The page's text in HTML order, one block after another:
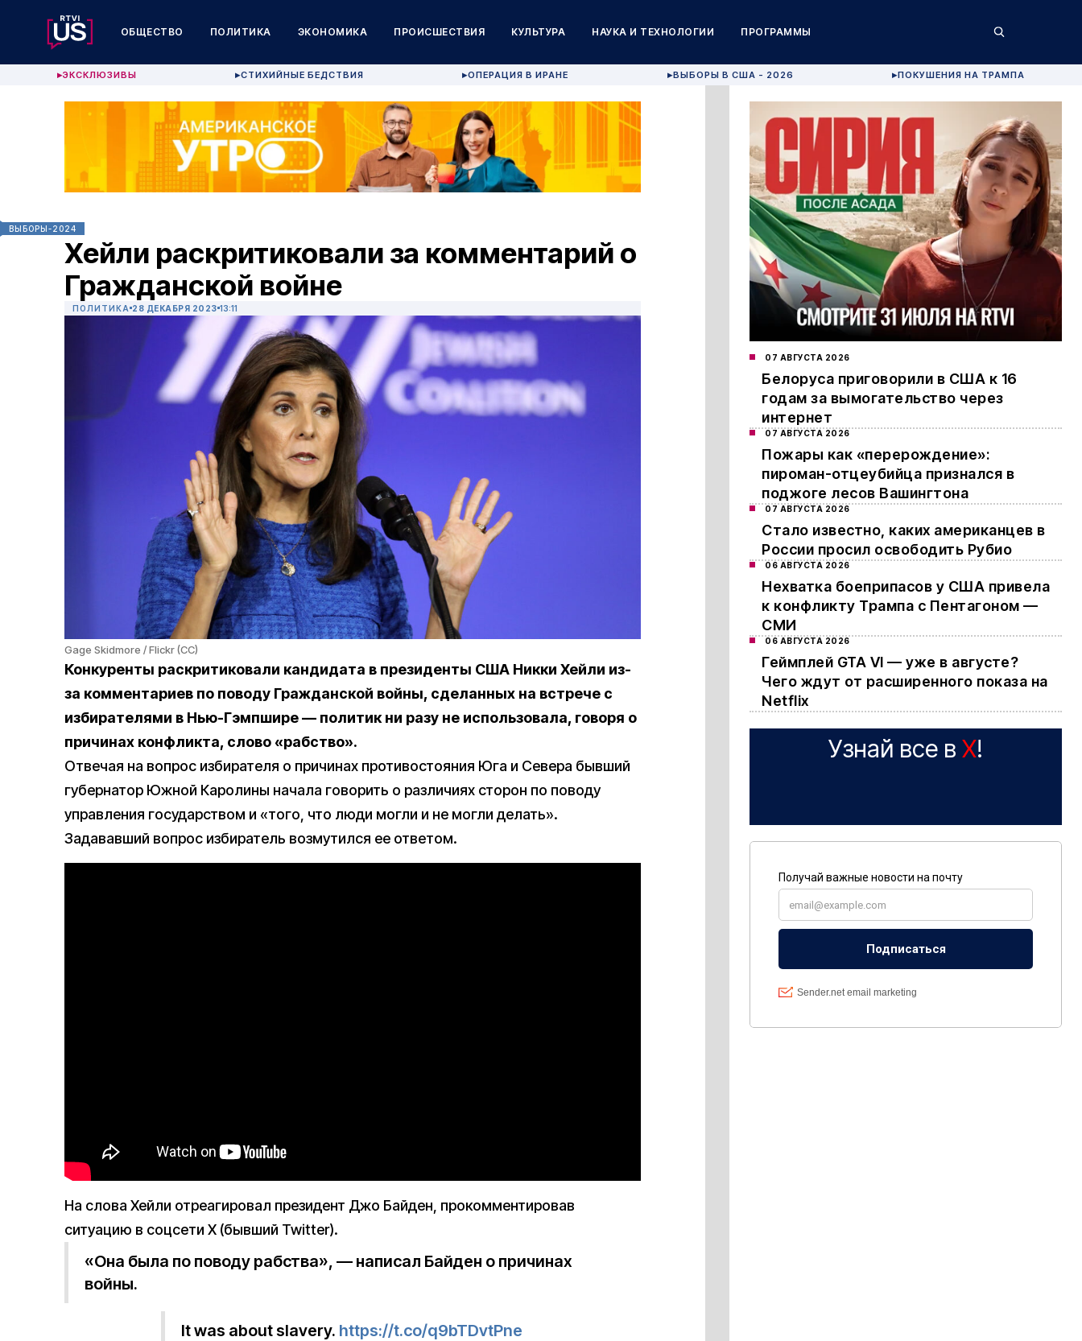
ОБЩЕСТВО ПОЛИТИКА ЭКОНОМИКА ПРОИСШЕСТВИЯ КУЛЬТУРА НАУКА И ТЕХНОЛОГИИ ПРОГРАММЫ
▶ЭКСКЛЮЗИВЫ ▶СТИХИЙНЫЕ БЕДСТВИЯ ▶ОПЕРАЦИЯ В ИРАНЕ ▶ВЫБОРЫ В США - 2026 ▶ПОКУШЕНИЯ НА ТРАМПА
ВЫБОРЫ-2024
Хейли раскритиковали за комментарий о
Гражданской войне
ПОЛИТИКА 28 ДЕКАБРЯ 2023 13:11
Gage Skidmore / Flickr (CC)
Конкуренты раскритиковали кандидата в президенты США Никки Хейли из-
за комментариев по поводу Гражданской войны, сделанных на встрече с
избирателями в Нью-Гэмпшире — политик ни разу не использовала, говоря о
причинах конфликта, слово «рабство».
Отвечая на вопрос избирателя о причинах противостояния Юга и Севера бывший
губернатор Южной Каролины начала говорить о различиях сторон по поводу
управления государством и «того, что люди могли и не могли делать».
Задававший вопрос избиратель возмутился ее ответом.
На слова Хейли отреагировал президент Джо Байден, прокомментировав
ситуацию в соцсети X (бывший Twitter).
«Она была по поводу рабства», — написал Байден о причинах
войны.
It was about slavery. https://t.co/q9bTDvtPne
07 АВГУСТА 2026
Белоруса приговорили в США к 16
годам за вымогательство через
интернет
07 АВГУСТА 2026
Пожары как «перерождение»:
пироман-отцеубийца признался в
поджоге лесов Вашингтона
07 АВГУСТА 2026
Стало известно, каких американцев в
России просил освободить Рубио
06 АВГУСТА 2026
Нехватка боеприпасов у США привела
к конфликту Трампа с Пентагоном —
СМИ
06 АВГУСТА 2026
Геймплей GTA VI — уже в августе?
Чего ждут от расширенного показа на
Netflix
Узнай все в X!